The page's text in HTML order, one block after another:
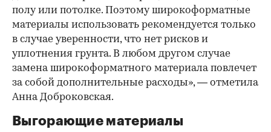
полу или потолке. Поэтому широкоформатные
материалы использовать рекомендуется только
в случае уверенности, что нет рисков и
уплотнения грунта. В любом другом случае
замена широкоформатного материала повлечет
за собой дополнительные расходы», — отметила
Анна Доброковская.
Выгорающие материалы